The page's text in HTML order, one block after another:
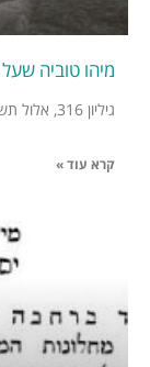
מיהו טוביה
גיליון 316, אלול תשפ”ו בלב העיר נחבאת אחת השכונות המרכיבות
קרא עוד »